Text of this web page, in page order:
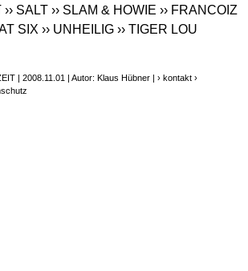
›› SALT ›› SLAM & HOWIE ›› FRANCOIZ
SIX ›› UNHEILIG ›› TIGER LOU
| 2008.11.01 | Autor: Klaus Hübner |› kontakt ›